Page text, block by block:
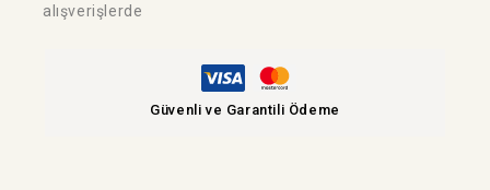
alışverişlerde
Güvenli ve Garantili Ödeme